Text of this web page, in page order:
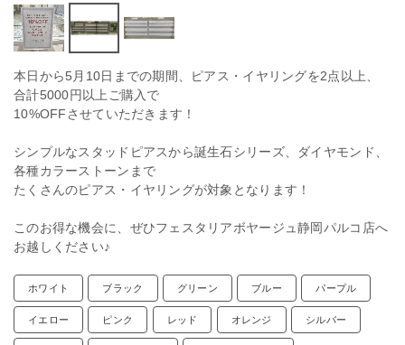
本日から5月10日までの期間、ピアス・イヤリングを2点以上、
合計5000円以上ご購入で
10%OFFさせていただきます！
シンプルなスタッドピアスから誕生石シリーズ、ダイヤモンド、
各種カラーストーンまで
たくさんのピアス・イヤリングが対象となります！
このお得な機会に、ぜひフェスタリアボヤージュ静岡パルコ店へ
お越しください♪
ホワイト ブラック グリーン ブルー パープル
イエロー ピンク レッド オレンジ シルバー